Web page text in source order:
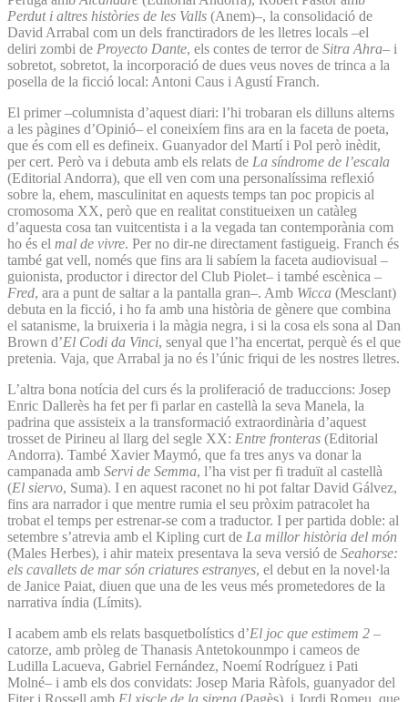
Perdut i altres històries de les Valls (Anem)–, la consolidació de
David Arrabal com un dels franctiradors de les lletres locals –el
deliri zombi de Proyecto Dante, els contes de terror de Sitra Ahra– i
sobretot, sobretot, la incorporació de dues veus noves de trinca a la
posella de la ficció local: Antoni Caus i Agustí Franch.
El primer –columnista d’aquest diari: l’hi trobaran els dilluns alterns
a les pàgines d’Opinió– el coneixíem fins ara en la faceta de poeta,
que és com ell es defineix. Guanyador del Martí i Pol però inèdit,
per cert. Però va i debuta amb els relats de La síndrome de l’escala
(Editorial Andorra), que ell ven com una personalíssima reflexió
sobre la, ehem, masculinitat en aquests temps tan poc propicis al
cromosoma XX, però que en realitat constitueixen un catàleg
d’aquesta cosa tan vuitcentista i a la vegada tan contemporània com
ho és el mal de vivre. Per no dir-ne directament fastigueig. Franch és
també gat vell, només que fins ara li sabíem la faceta audiovisual –
guionista, productor i director del Club Piolet– i també escènica –
Fred, ara a punt de saltar a la pantalla gran–. Amb Wicca (Mesclant)
debuta en la ficció, i ho fa amb una història de gènere que combina
el satanisme, la bruixeria i la màgia negra, i si la cosa els sona al Dan
Brown d’El Codi da Vinci, senyal que l’ha encertat, perquè és el que
pretenia. Vaja, que Arrabal ja no és l’únic friqui de les nostres lletres.
L’altra bona notícia del curs és la proliferació de traduccions: Josep
Enric Dallerès ha fet per fi parlar en castellà la seva Manela, la
padrina que assisteix a la transformació extraordinària d’aquest
trosset de Pirineu al llarg del segle XX: Entre fronteras (Editorial
Andorra). També Xavier Maymó, que fa tres anys va donar la
campanada amb Servi de Semma, l’ha vist per fi traduït al castellà
(El siervo, Suma). I en aquest raconet no hi pot faltar David Gálvez,
fins ara narrador i que mentre rumia el seu pròxim patracolet ha
trobat el temps per estrenar-se com a traductor. I per partida doble: al
setembre s’atrevia amb el Kipling curt de La millor història del món
(Males Herbes), i ahir mateix presentava la seva versió de Seahorse:
els cavallets de mar són criatures estranyes, el debut en la novel·la
de Janice Paiat, diuen que una de les veus més prometedores de la
narrativa índia (Límits).
I acabem amb els relats basquetbolístics d’El joc que estimem 2 –
catorze, amb pròleg de Thanasis Antetokounmpo i cameos de
Ludilla Lacueva, Gabriel Fernández, Noemí Rodríguez i Pati
Molné– i amb els dos convidats: Josep Maria Ràfols, guanyador del
Fiter i Rossell amb El xiscle de la sirena (Pagès), i Jordi Romeu, que